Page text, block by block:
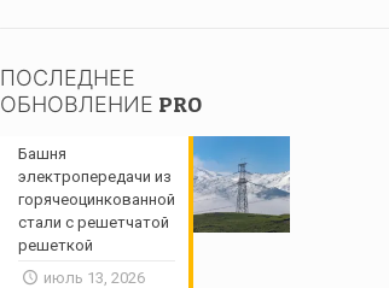
ПОСЛЕДНЕЕ
ОБНОВЛЕНИЕ PRO
Башня
электропередачи из
горячеоцинкованной
стали с решетчатой ​​
решеткой
июль 13, 2026